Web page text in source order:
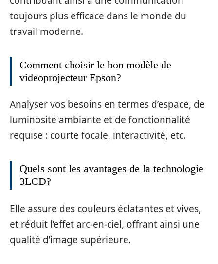
toujours plus efficace dans le monde du
travail moderne.
Comment choisir le bon modèle de
vidéoprojecteur Epson?
Analyser vos besoins en termes d’espace, de
luminosité ambiante et de fonctionnalité
requise : courte focale, interactivité, etc.
Quels sont les avantages de la technologie
3LCD?
Elle assure des couleurs éclatantes et vives,
et réduit l’effet arc-en-ciel, offrant ainsi une
qualité d’image supérieure.